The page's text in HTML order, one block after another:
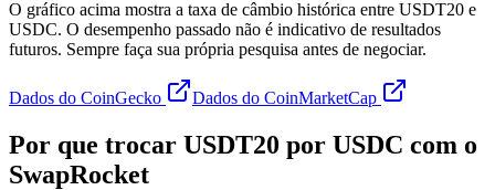
O gráfico acima mostra a taxa de câmbio histórica entre USDT20 e
USDC. O desempenho passado não é indicativo de resultados
futuros. Sempre faça sua própria pesquisa antes de negociar.
Dados do CoinGecko Dados do CoinMarketCap
Por que trocar USDT20 por USDC com o
SwapRocket